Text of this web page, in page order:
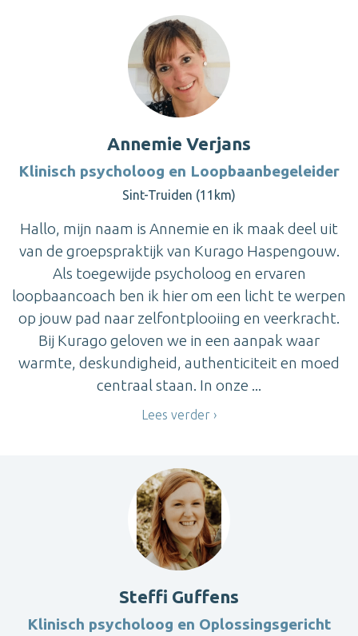
Annemie Verjans
Klinisch psycholoog en Loopbaanbegeleider
Sint-Truiden (11km)
Hallo, mijn naam is Annemie en ik maak deel uit
van de groepspraktijk van Kurago Haspengouw.
Als toegewijde psycholoog en ervaren
loopbaancoach ben ik hier om een licht te werpen
op jouw pad naar zelfontplooiing en veerkracht.
Bij Kurago geloven we in een aanpak waar
warmte, deskundigheid, authenticiteit en moed
centraal staan. In onze ...
Lees verder
Steffi Guffens
Klinisch psycholoog en Oplossingsgericht